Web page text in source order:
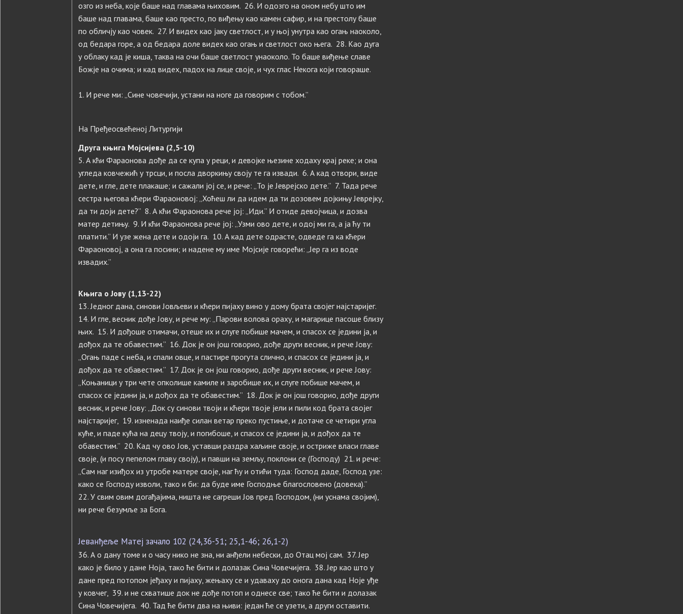
озго из неба, које баше над главама њиховим. 26. И одозго на оном небу што им
баше над главама, баше као престо, по виђењу као камен сафир, и на престолу баше
по обличју као човек. 27. И видех као јаку светлост, и у њој унутра као огањ наоколо,
од бедара горе, а од бедара доле видех као огањ и светлост око њега. 28. Као дуга
у облаку кад је киша, таква на очи баше светлост унаоколо. То баше виђење славе
Божје на очима; и кад видех, падох на лице своје, и чух глас Некога који говораше.
1. И рече ми: „Сине човечији, устани на ноге да говорим с тобом.”
На Пређеосвећеној Литургији
Друга књига Мојсијевa (2,5-10)
5. А кћи Фараонова дође да се купа у реци, и девојке њезине ходаху крај реке; и она
угледа ковчежић у трсци, и посла дворкињу своју те га извади. 6. А кад отвори, виде
дете, и гле, дете плакаше; и сажали јој се, и рече: „То је Јеврејско дете.” 7. Тада рече
сестра његова кћери Фараоновој: „Хоћеш ли да идем да ти дозовем дојкињу Јеврејку,
да ти доји дете?” 8. А кћи Фараонова рече јој: „Иди.” И отиде девојчица, и дозва
матер детињу. 9. И кћи Фараонова рече јој: „Узми ово дете, и одој ми га, а ја ћу ти
платити.” И узе жена дете и одоји га. 10. А кад дете одрасте, одведе га ка кћери
Фараоновој, а она га посини; и надене му име Мојсије говорећи: „Јер га из воде
извадих.”
Књига о Јову (1,13-22)
13. Једног дана, синови Јовљеви и кћери пијаху вино у дому брата својег најстаријег.
14. И гле, весник дође Јову, и рече му: „Парови волова ораху, и магарице пасоше близу
њих. 15. И дођоше отимачи, отеше их и слуге побише мачем, и спасох се једини ја, и
дођох да те обавестим.” 16. Док је он још говорио, дође други весник, и рече Јову:
„Огањ паде с неба, и спали овце, и пастире прогута слично, и спасох се једини ја, и
дођох да те обавестим.” 17. Док је он још говорио, дође други весник, и рече Јову:
„Коњаници у три чете опколише камиле и заробише их, и слуге побише мачем, и
спасох се једини ја, и дођох да те обавестим.” 18. Док је он још говорио, дође други
весник, и рече Јову: „Док су синови твоји и кћери твоје јели и пили код брата својег
најстаријег, 19. изненада наиђе силан ветар преко пустиње, и дотаче се четири угла
куће, и паде кућа на децу твоју, и погибоше, и спасох се једини ја, и дођох да те
обавестим.” 20. Кад чу ово Јов, уставши раздра хаљине своје, и остриже власи главе
своје, (и посу пепелом главу своју), и павши на земљу, поклони се (Господу) 21. и рече:
„Сам наг изиђох из утробе матере своје, наг ћу и отићи туда: Господ даде, Господ узе:
како се Господу изволи, тако и би: да буде име Господње благословено (довека).”
22. У свим овим догађајима, ништа не сагреши Јов пред Господом, (ни уснама својим),
ни рече безумље за Бога.
Јеванђеље Матеј зачало 102 (24,36-51; 25,1-46; 26,1-2)
36. А о дану томе и о часу нико не зна, ни анђели небески, до Отац мој сам. 37. Јер
како је било у дане Ноја, тако ће бити и долазак Сина Човечијега. 38. Јер као што у
дане пред потопом јеђаху и пијаху, жењаху се и удаваху до онога дана кад Ноје уђе
у ковчег, 39. и не схватише док не дође потоп и однесе све; тако ће бити и долазак
Сина Човечијега. 40. Тад ће бити два на њиви: један ће се узети, а други оставити.